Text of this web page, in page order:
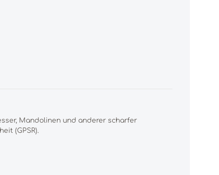
Mandolinen und anderer scharfer
(GPSR).